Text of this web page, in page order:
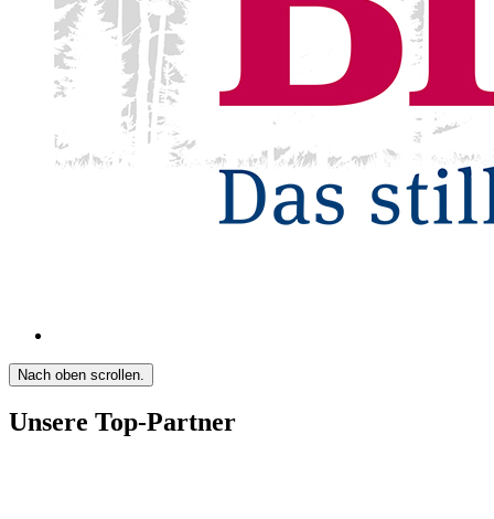
Nach oben scrollen.
Unsere Top-Partner